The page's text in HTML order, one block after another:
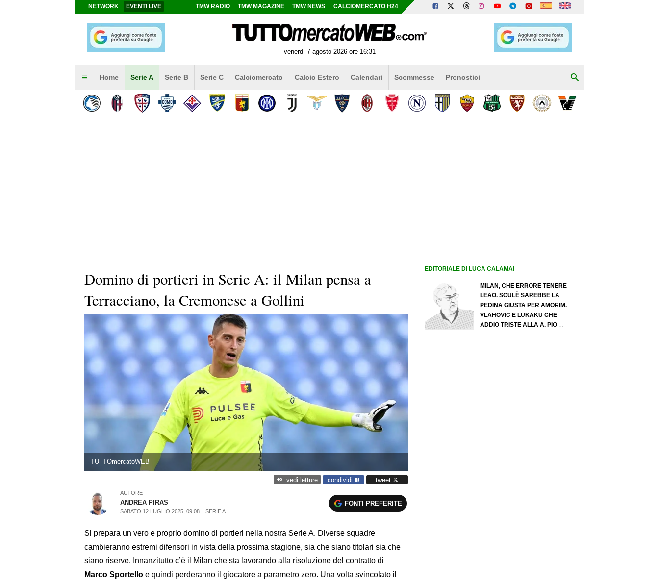
NETWORK EVENTI LIVE TMW RADIO TMW MAGAZINE TMW NEWS CALCIOMERCATO H24
venerdì 7 agosto 2026 ore 16:31
Home Serie A Serie B Serie C Calciomercato Calcio Estero Calendari Scommesse Pronostici
Domino di portieri in Serie A: il Milan pensa a
Terracciano, la Cremonese a Gollini
TUTTOmercatoWEB
vedi letture condividi tweet
AUTORE
ANDREA PIRAS
SABATO 12 LUGLIO 2025, 09:08 SERIE A
FONTI PREFERITE
Si prepara un vero e proprio domino di portieri nella nostra Serie A. Diverse squadre
cambieranno estremi difensori in vista della prossima stagione, sia che siano titolari sia che
siano riserve. Innanzitutto c’è il Milan che sta lavorando alla risoluzione del contratto di
Marco Sportello e quindi perderanno il giocatore a parametro zero. Una volta svincolato il
EDITORIALE DI LUCA CALAMAI
MILAN, CHE ERRORE TENERE
LEAO. SOULÈ SAREBBE LA
PEDINA GIUSTA PER AMORIM.
VLAHOVIC E LUKAKU CHE
ADDIO TRISTE ALLA A. PIO